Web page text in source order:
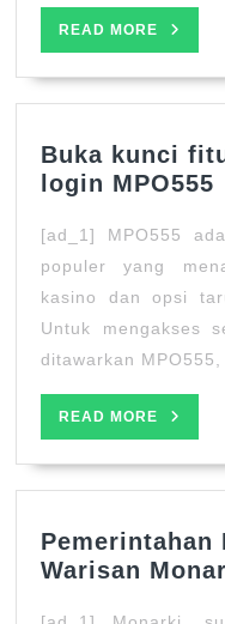
READ MORE
MORE
Buka kunci
login MPO555
[ad_1] MPO555
populer yang
kasino dan opsi
Untuk mengakses
ditawarkan
READ MORE
MORE
Pemerintahan
Warisan